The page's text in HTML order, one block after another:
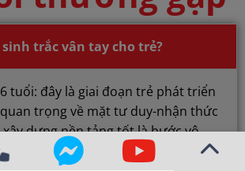
sinh trắc vân tay cho trẻ?
tuổi: đây là giai đoạn trẻ phát triển
trọng về mặt tư duy-nhận thức
xây dựng nền tảng tốt là bước vô
Ngoài ra, cần lưu ý rằng đây cũng